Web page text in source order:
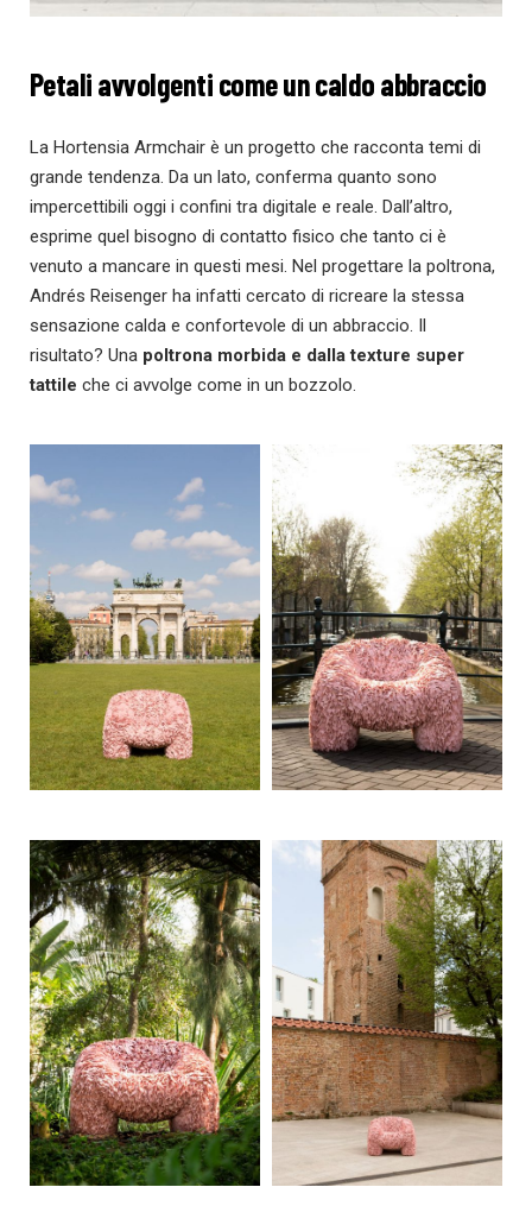
Petali avvolgenti come un caldo abbraccio
La Hortensia Armchair è un progetto che racconta temi di
grande tendenza. Da un lato, conferma quanto sono
impercettibili oggi i confini tra digitale e reale. Dall’altro,
esprime quel bisogno di contatto fisico che tanto ci è
venuto a mancare in questi mesi. Nel progettare la poltrona,
Andrés Reisenger ha infatti cercato di ricreare la stessa
sensazione calda e confortevole di un abbraccio. Il
risultato? Una poltrona morbida e dalla texture super
tattile che ci avvolge come in un bozzolo.